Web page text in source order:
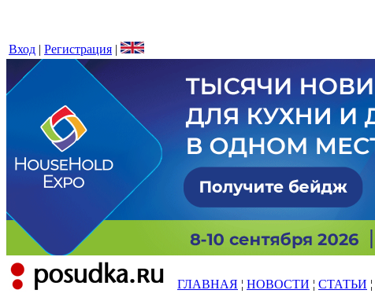
Вход | Регистрация |
ГЛАВНАЯ ¦ НОВОСТИ ¦ СТАТЬИ ¦